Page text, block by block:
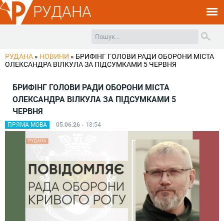
РУДАНА
РУДАНА » НОВИНИ » БРИФІНГ ГОЛОВИ РАДИ ОБОРОНИ МІСТА
ОЛЕКСАНДРА ВІЛКУЛА ЗА ПІДСУМКАМИ 5 ЧЕРВНЯ
БРИФІНГ ГОЛОВИ РАДИ ОБОРОНИ МІСТА
ОЛЕКСАНДРА ВІЛКУЛА ЗА ПІДСУМКАМИ 5
ЧЕРВНЯ
ПРЯМА МОВА 05.06.26 - 18:54